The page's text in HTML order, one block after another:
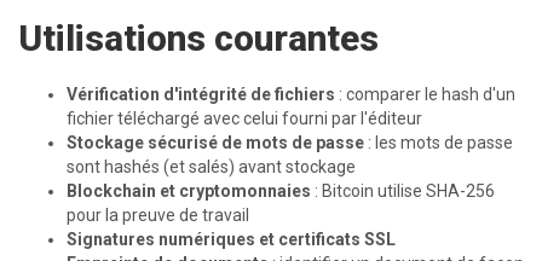
Utilisations courantes
Vérification d'intégrité de fichiers : comparer le hash d'un
fichier téléchargé avec celui fourni par l'éditeur
Stockage sécurisé de mots de passe : les mots de passe
sont hashés (et salés) avant stockage
Blockchain et cryptomonnaies : Bitcoin utilise SHA-256
pour la preuve de travail
Signatures numériques et certificats SSL